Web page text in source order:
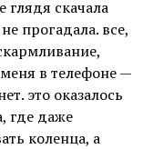
глядя скачала
прогадала. все,
в телефоне —
это оказалось
где даже
коленца, а